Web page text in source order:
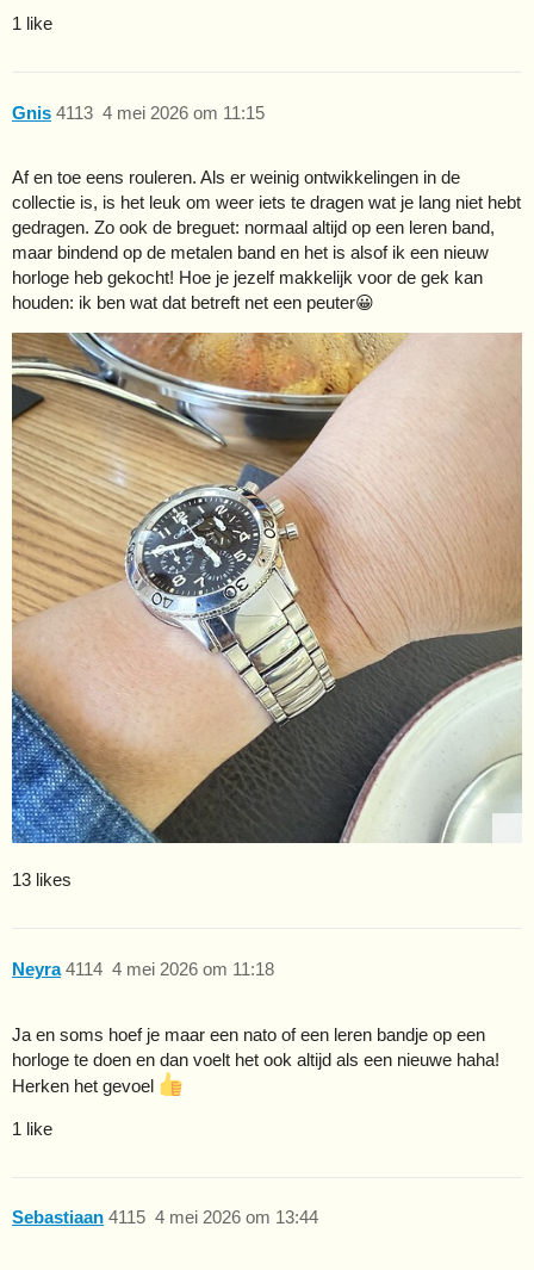
1 like
Gnis 4 mei 2026 om 11:15
4113
Af en toe eens rouleren. Als er weinig ontwikkelingen in de
collectie is, is het leuk om weer iets te dragen wat je lang niet hebt
gedragen. Zo ook de breguet: normaal altijd op een leren band,
maar bindend op de metalen band en het is alsof ik een nieuw
horloge heb gekocht! Hoe je jezelf makkelijk voor de gek kan
houden: ik ben wat dat betreft net een peuter😀
13 likes
Neyra 4 mei 2026 om 11:18
4114
Ja en soms hoef je maar een nato of een leren bandje op een
horloge te doen en dan voelt het ook altijd als een nieuwe haha!
Herken het gevoel
1 like
Sebastiaan 4 mei 2026 om 13:44
4115